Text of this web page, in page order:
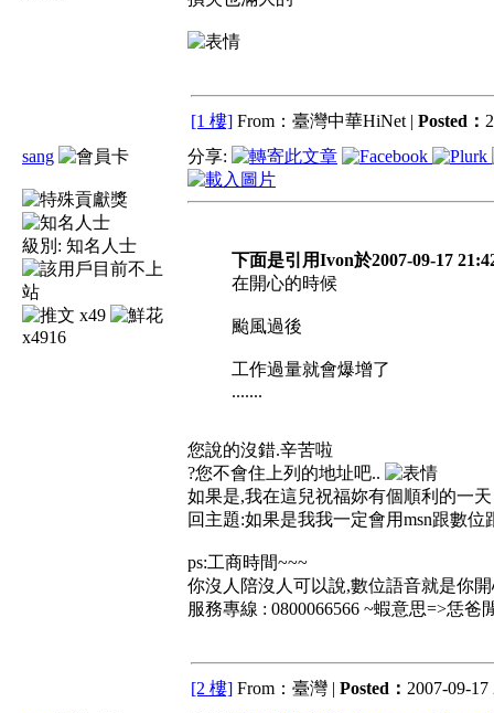
[1 樓] From：臺灣中華HiNet | Posted：
sang
級別: 知名人士
x49
x4916
分享:
下面是引用Ivon於2007-09-17
在開心的時候
颱風過後
工作過量就會爆增了
.......
您說的沒錯.辛苦啦
?您不會住上列的地址吧..
如果是,我在這兒祝福妳有個順利的一天
回主題:如果是我我一定會用msn跟數
ps:工商時間~~~
你沒人陪沒人可以說,數位語音就是你
服務專線 : 0800066566 ~蝦意思=>恁
[2 樓] From：臺灣 | Posted： 2007-09-17